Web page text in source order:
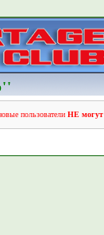
пользователиНЕ могут